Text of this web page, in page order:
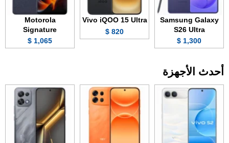
Samsung Galaxy
S26 Ultra
1,300 $
Vivo iQOO 15 Ultra
820 $
Motorola
Signature
1,065 $
أحدث الأجهزة